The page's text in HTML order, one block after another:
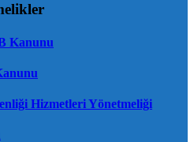
Kanunu
Hizmetleri Yönetmeliği